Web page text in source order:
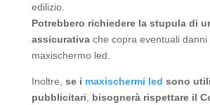
edilizio.
Potrebbero richiedere la stupula di
assicurativache copra eventuali danni
maxischermo led.
Inoltre, se i maxischermi led sono
pubblicitari
bisognerà rispettare il